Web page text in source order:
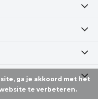
ga je akkoord met het
te verbeteren.